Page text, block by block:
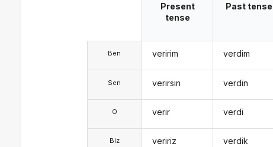
Ben
Sen
O
Biz
Present
tense
veririm
verirsin
verir
veririz
Past tense
verdim
verdin
verdi
verdik